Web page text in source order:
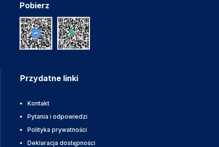
Pobierz
Przydatne linki
Kontakt
Pytania i odpowiedzi
Polityka prywatności
Deklaracja dostępności